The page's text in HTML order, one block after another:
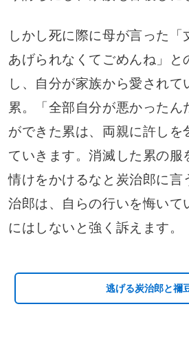
しかし死に際に母が言った「
あげられなくてごめんね」と
し、自分が家族から愛されて
累。「全部自分が悪かったん
ができた累は、両親に許しを
ていきます。消滅した累の服
情けをかけるなと炭治郎に言
治郎は、自らの行いを悔いて
にはしないと強く訴えます。
逃げる炭治郎と禰